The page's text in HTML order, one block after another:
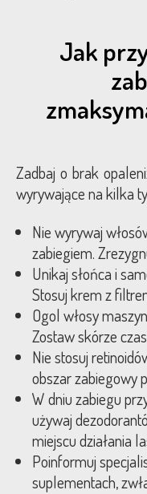
Jak
Zadbaj o brak
wyrywające na kilka
Nie wyrywaj
zabiegiem.
Unikaj słońca i
Stosuj krem z
Ogol włosy
Zostaw skórze
Nie stosuj
obszar zabiegowy
W dniu zabiegu
używaj
miejscu działania
Poinformuj
suplementach,